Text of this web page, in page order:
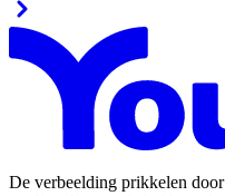
De verbeelding prikkelen